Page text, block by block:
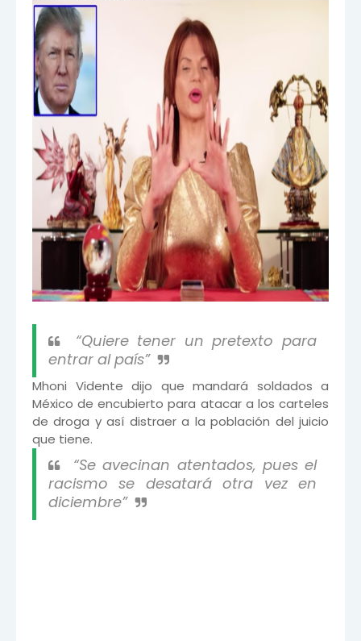
“Quiere tener un pretexto para
entrar al país”
Mhoni Vidente dijo que mandará soldados a
México de encubierto para atacar a los carteles
de droga y así distraer a la población del juicio
que tiene.
“Se avecinan atentados, pues el
racismo se desatará otra vez en
diciembre”